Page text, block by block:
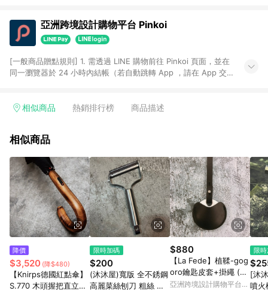
亞洲跨境設計購物平台 Pinkoi
[一般商品贈點規則] 1. 需透過 LINE 購物前往 Pinkoi 頁面，並在
同一瀏覽器於 24 小時內結帳（若自動跳轉 App ，請在 App 交
回饋訂單不得享有 Pinkoi 站方優惠，例如首購優惠，P coins，
行為，不具贈點資格，部分退款不在此限。 6. APP 請更新至
貨後 45 天後發送。 8. 群眾募資商品，禮物卡，開館保證金，補
運費，攤位費等不具贈點資格。 9. LINE 購物站上之商品規格、
顏色、價位、贈品如與 Pinkoi 商品資訊頁及購物車不符，以
Pinkoi 購物商品資訊頁及購物車標示為準。 10. 點數紅包使用規
則請以點數紅包活動說明為準。 11. 若於 LINE 購物前往 Pinkoi
頁面後才首次下載 Pinkoi APP 並完成訂單，不符合導購資格；承
上，首次下載 Pinkoi APP 後，需透過 LINE 購物前往 Pinkoi 頁
相似商品 熱銷排行榜 商品描述
相似商品
降價
$3,520 (降$480)
【Knirps德國紅點傘】
S.770 木頭握把直立式
限時加碼
$200
(沐沐屋)寬版 全不銹鋼
高麗菜絲刨刀 粗絲 刨
$880
【La Fede】植鞣-gog
oro鑰匙皮套+掛繩 (可
加購客製化)
亞洲跨境設計購物平台
限
[沐
噴火